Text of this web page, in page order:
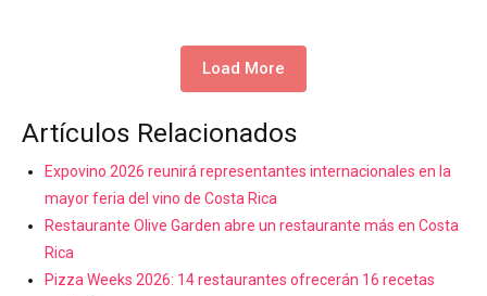
Load More
Artículos Relacionados
Expovino 2026 reunirá representantes internacionales en la
mayor feria del vino de Costa Rica
Restaurante Olive Garden abre un restaurante más en Costa
Rica
Pizza Weeks 2026: 14 restaurantes ofrecerán 16 recetas